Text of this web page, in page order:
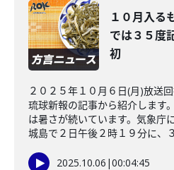
１０月入
では３５度
初
２０２５年１０月６日(月)放送
琉球新報の記事から紹介します
は暑さが続いています。気象庁
城島で２日午後２時１９分に、
2025.10.06 |00:04:45